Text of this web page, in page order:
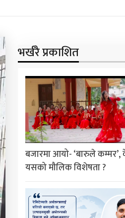
भर्खरै प्रकाशित
बजारमा आयो- ‘बारुले
यसको मौलिक विशेषता ?